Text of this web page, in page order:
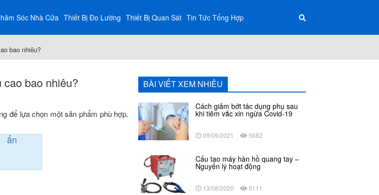
Sóc Nhà Cửa Thiết Bị Đo Lường Thiết Bị Quan Sát Tin Tức Tổng Hợp
bao nhiêu?
bao nhiêu?
để lựa chọn một sản phẩm phù hợp.
ẩn
BÀI VIẾT XEM NHIỀU
Cách giảm bớt tác dụng phụ sau
khi tiêm vắc xin ngừa Covid-19
09/09/2021 5682
Cấu tạo máy hàn hồ quang tay –
Nguyên lý hoạt động
13/08/2020 5111